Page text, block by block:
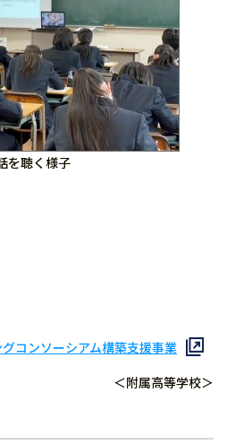
を聴く様子
コンソーシアム構築支援事業
＜附属高等学校＞